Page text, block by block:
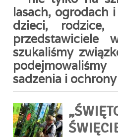
lasach, ogrodach
dzieci, rodzice,
przedstawiciele
szukaliśmy
sadzenia i